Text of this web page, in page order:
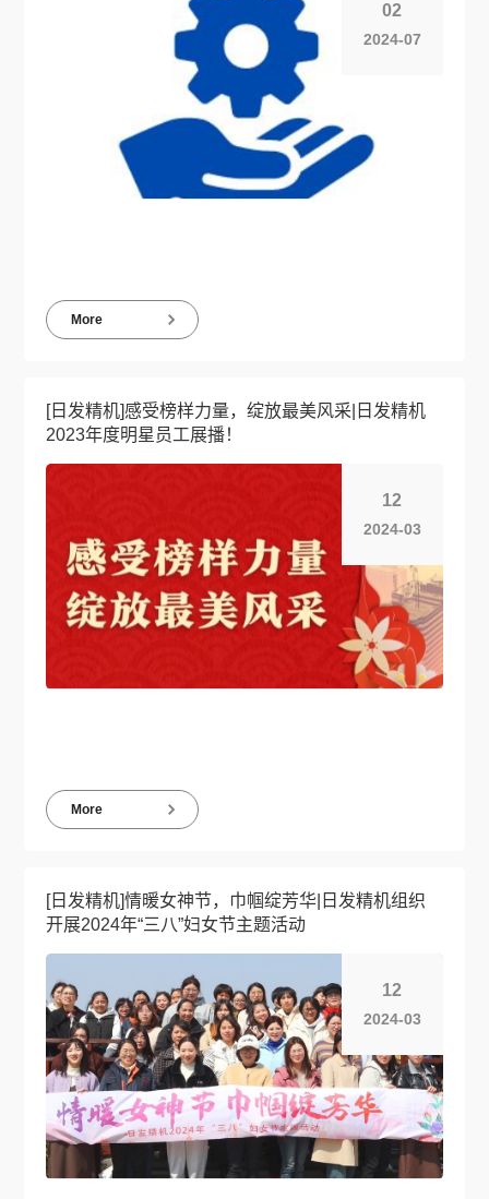
02
2024-07
More
[日发精机]感受榜样力量，绽放最美风采|日发精机
2023年度明星员工展播！
12
2024-03
More
[日发精机]情暖女神节，巾帼绽芳华|日发精机组织
开展2024年“三八”妇女节主题活动
12
2024-03